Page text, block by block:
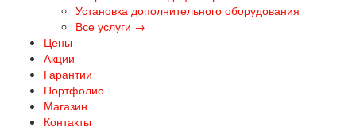
Установка дополнительного оборудования
Все услуги →
Цены
Акции
Гарантии
Портфолио
Магазин
Контакты